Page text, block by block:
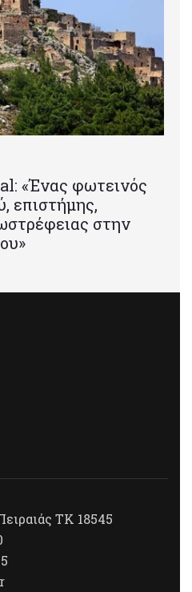
«Ένας φωτεινός
επιστήμης,
στην
ΤΚ 18545